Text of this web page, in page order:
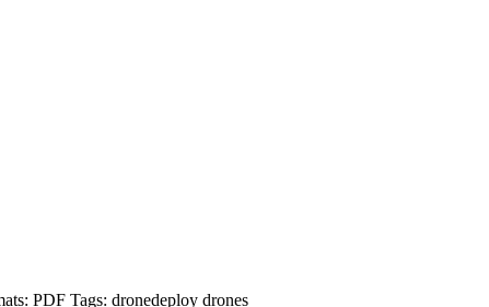
PDF Tags: dronedeploy drones